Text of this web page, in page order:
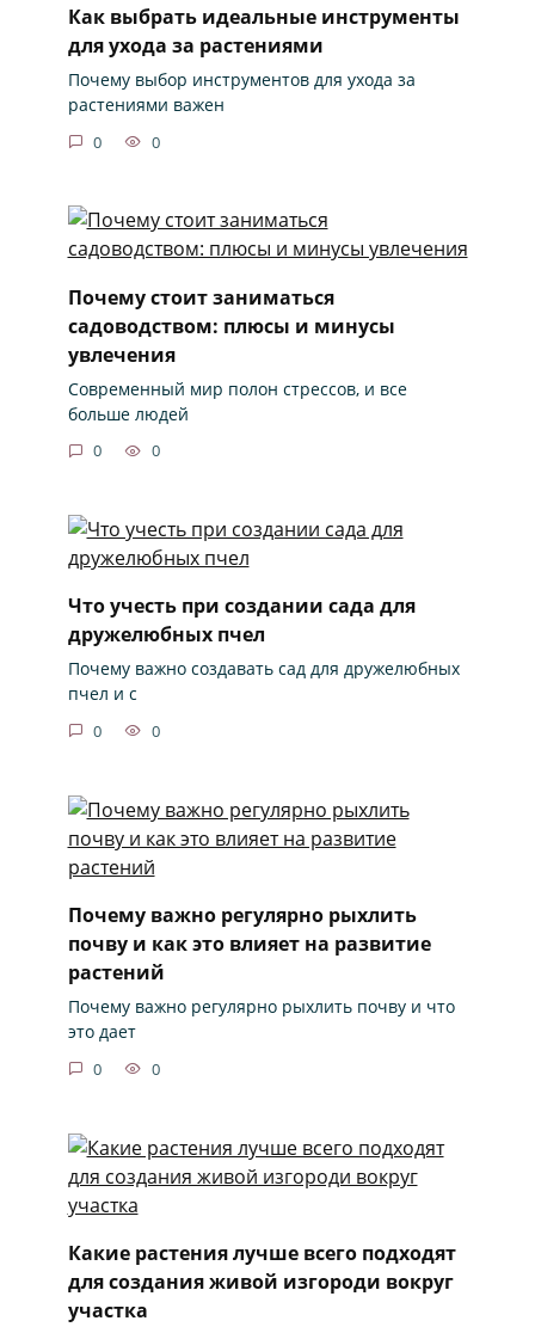
Как выбрать идеальные инструменты
для ухода за растениями
Почему выбор инструментов для ухода за
растениями важен
0 0
Почему стоит заниматься
садоводством: плюсы и минусы
увлечения
Современный мир полон стрессов, и все
больше людей
0 0
Что учесть при создании сада для
дружелюбных пчел
Почему важно создавать сад для дружелюбных
пчел и с
0 0
Почему важно регулярно рыхлить
почву и как это влияет на развитие
растений
Почему важно регулярно рыхлить почву и что
это дает
0 0
Какие растения лучше всего подходят
для создания живой изгороди вокруг
участка